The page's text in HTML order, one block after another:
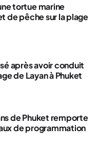
tortue marine
de pêche sur la plage
après avoir conduit
de Layan à Phuket
de Phuket remporte
de programmation